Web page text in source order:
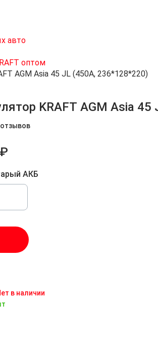
авто
оптом
AGM Asia 45 JL (450A, 236*128*220)
KRAFT AGM Asia
АКБ
в наличии